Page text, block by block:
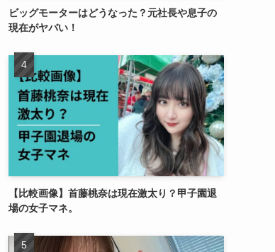
ビッグモーターはどうなった？元社長や息子の
現在がヤバい！
【比較画像】首藤桃奈は現在激太り？甲子園退
場の女子マネ。